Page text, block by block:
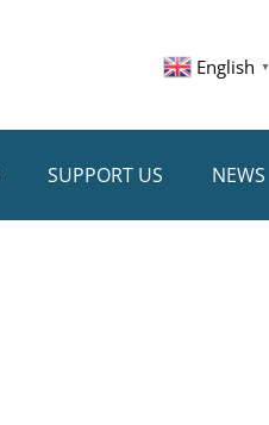
English ▼
SUPPORT US NEWS